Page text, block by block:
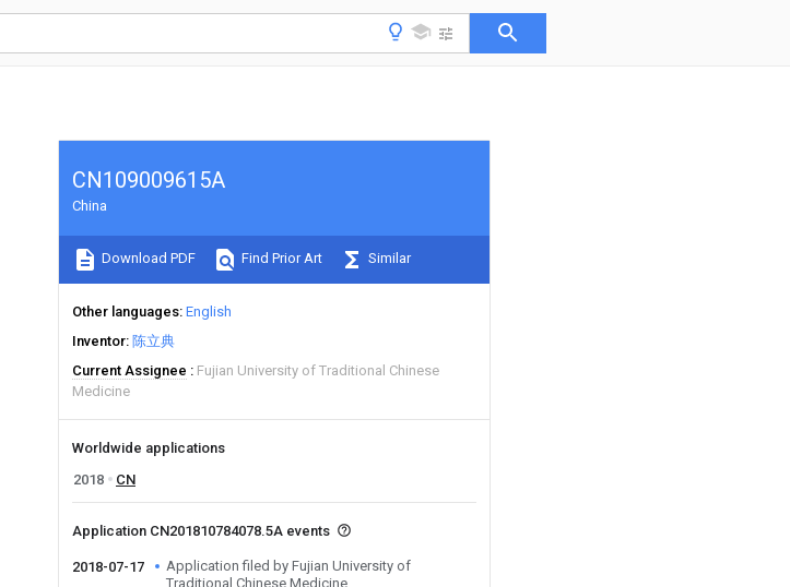
CN109009615A
China
Download PDF Find Prior Art Similar
Other languages English
Inventor 陈立典
Current Assignee
Fujian University of Traditional Chinese
Medicine
Worldwide applications
2018
CN
Application CN201810784078.5A events
2018-07-17
Application filed by Fujian University of
Traditional Chinese Medicine